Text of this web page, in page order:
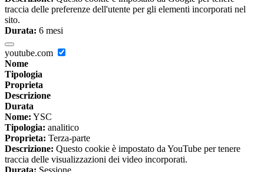
traccia delle preferenze dell'utente per gli elementi incorporati nel
sito.
Durata: 6 mesi
youtube.com
Nome
Tipologia
Proprieta
Descrizione
Durata
Nome: YSC
Tipologia: analitico
Proprieta: Terza-parte
Descrizione: Questo cookie è impostato da YouTube per tenere
traccia delle visualizzazioni dei video incorporati.